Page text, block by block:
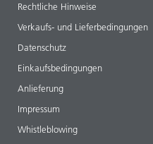
Additive Guide App
Videos
Downloads
Rechtliche Hinweise
Verkaufs- und Lieferbedingungen
Datenschutz
Einkaufsbedingungen
Anlieferung
Impressum
Whistleblowing